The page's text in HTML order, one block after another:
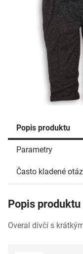
Popis produktu
Parametry
Často kladené
Popis produktu
Overal dívčí s